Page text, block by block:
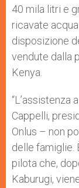
40 mila litri e
ricavate
disposizione
vendute dalla
Kenya.
“L’assistenza
Cappelli,
Onlus – non
delle famiglie.
pilota che,
Kaburugi,